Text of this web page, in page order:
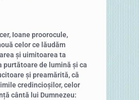
Ioane proorocule,
celor ce lăudăm
și uimitoarea ta
purtătoare de lumină și ca
și preamărită, că
credincioșilor, celor
cântă lui Dumnezeu: